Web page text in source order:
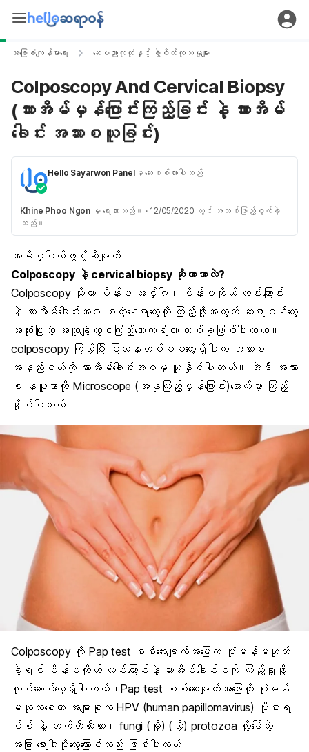
အခြေခံကျန်းမာရေး ဆေးပညာကုထုံးနှင့် ခွဲစိတ်ကုသမှုများ
Colposcopy And Cervical Biopsy
(သားအိမ်မှန်ပြောင်းကြည့်ခြင်း နဲ့ သားအိမ်
ခေါင်း အသားစယူခြင်း)
Hello Sayarwon Panelမှ ဆေးစစ်ထားပါသည်
Khine Phoo Ngon မှ ရေးသားသည်။ · 12/05/2020 တွင် အသစ်ဖြည့်စွက်ခဲ့
သည်။
အဓိပ္ပါယ်ဖွင့်ဆိုချက်
Colposcopy နဲ့ cervical biopsy ဆိုတာဘာလဲ?
Colposcopy ဆိုတာ မိန်းမ အင်္ဂါ၊ မိန်းမကိုယ် လမ်းကြောင်း
နဲ့ သားအိမ်ခေါင်းအ၀ စတဲ့နေရာတွေကို ကြည့်ဖို့အတွက် ဆရာဝန်တွေ
အသုံးပြုတဲ့ အထူးချဲ့ထွင်ကြည့်သောကိရိယာ တစ်ခုဖြစ်ပါတယ်။
colposcopy ကြည့်ပြီး ပြသနာတစ်ခုခုတွေ့ရှိပါက အသားစ
အနည်းငယ်ကို သားအိမ်ခေါင်းအဝမှ ယူနိုင်ပါတယ်။ အဲဒီ အသား
စ နမူနာကို Microscope (အနုကြည့်မှန်ပြောင်း)အောက်မှာ ကြည့်
နိုင်ပါတယ်။
Colposcopy ကို Pap test စစ်ဆေးချက်အဖြေက ပုံမှန်မဟုတ်
ခဲ့ရင် မိန်းမကိုယ် လမ်းကြောင်းနဲ့ သားအိမ်ခေါင်းဝကို ကြည့်ရှုဖို့
လုပ်ဆောင်လေ့ရှိပါတယ်။Pap test စစ်ဆေးချက်အဖြေကို ပုံမှန်
မဟုတ်စေတာ အများစုက HPV (human papillomavirus) ဗိုင်းရ
ပ်စ် နဲ့ ဘက်တီယီးယား၊ fungi (မှို) (သို့) protozoa လို့ခေါ်တဲ့
အခြား ရောဂါပိုးတွေကြောင့်လည်း ဖြစ်ပါတယ်။